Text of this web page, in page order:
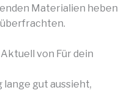
Materialien heben
überfrachten.
von Für dein
lange gut aussieht,